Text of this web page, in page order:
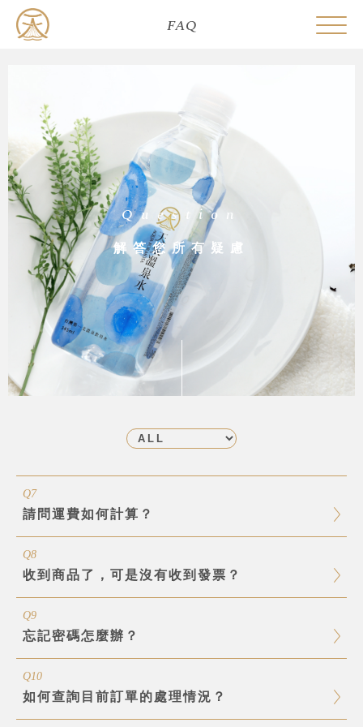
FAQ
Question
解答您所有疑慮
Q7
請問運費如何計算？
Q8
收到商品了，可是沒有收到發票？
Q9
忘記密碼怎麼辦？
Q10
如何查詢目前訂單的處理情況？